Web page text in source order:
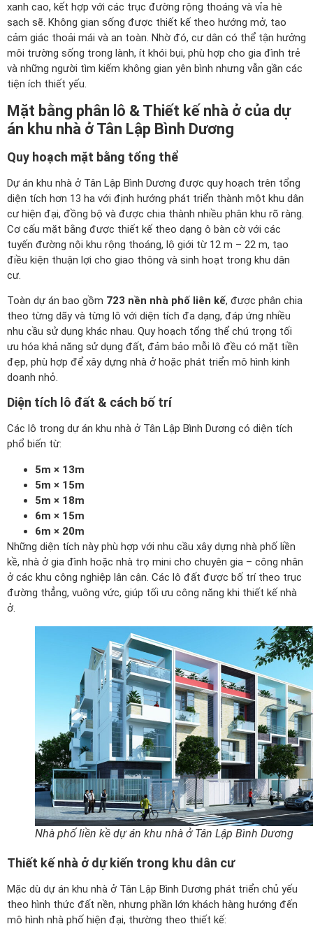
xanh cao, kết hợp với các trục đường rộng thoáng và vỉa hè
sạch sẽ. Không gian sống được thiết kế theo hướng mở, tạo
cảm giác thoải mái và an toàn. Nhờ đó, cư dân có thể tận hưởng
môi trường sống trong lành, ít khói bụi, phù hợp cho gia đình trẻ
và những người tìm kiếm không gian yên bình nhưng vẫn gần các
tiện ích thiết yếu.
Mặt bằng phân lô & Thiết kế nhà ở của dự
án khu nhà ở Tân Lập Bình Dương
Quy hoạch mặt bằng tổng thể
Dự án khu nhà ở Tân Lập Bình Dương được quy hoạch trên tổng
diện tích hơn 13 ha với định hướng phát triển thành một khu dân
cư hiện đại, đồng bộ và được chia thành nhiều phân khu rõ ràng.
Cơ cấu mặt bằng được thiết kế theo dạng ô bàn cờ với các
tuyến đường nội khu rộng thoáng, lộ giới từ 12 m – 22 m, tạo
điều kiện thuận lợi cho giao thông và sinh hoạt trong khu dân
cư.
Toàn dự án bao gồm 723 nền nhà phố liên kế, được phân chia
theo từng dãy và từng lô với diện tích đa dạng, đáp ứng nhiều
nhu cầu sử dụng khác nhau. Quy hoạch tổng thể chú trọng tối
ưu hóa khả năng sử dụng đất, đảm bảo mỗi lô đều có mặt tiền
đẹp, phù hợp để xây dựng nhà ở hoặc phát triển mô hình kinh
doanh nhỏ.
Diện tích lô đất & cách bố trí
Các lô trong dự án khu nhà ở Tân Lập Bình Dương có diện tích
phổ biến từ:
5m × 13m
5m × 15m
5m × 18m
6m × 15m
6m × 20m
Những diện tích này phù hợp với nhu cầu xây dựng nhà phố liền
kề, nhà ở gia đình hoặc nhà trọ mini cho chuyên gia – công nhân
ở các khu công nghiệp lân cận. Các lô đất được bố trí theo trục
đường thẳng, vuông vức, giúp tối ưu công năng khi thiết kế nhà
ở.
Nhà phố liền kề dự án khu nhà ở Tân Lập Bình Dương
Thiết kế nhà ở dự kiến trong khu dân cư
Mặc dù dự án khu nhà ở Tân Lập Bình Dương phát triển chủ yếu
theo hình thức đất nền, nhưng phần lớn khách hàng hướng đến
mô hình nhà phố hiện đại, thường theo thiết kế: